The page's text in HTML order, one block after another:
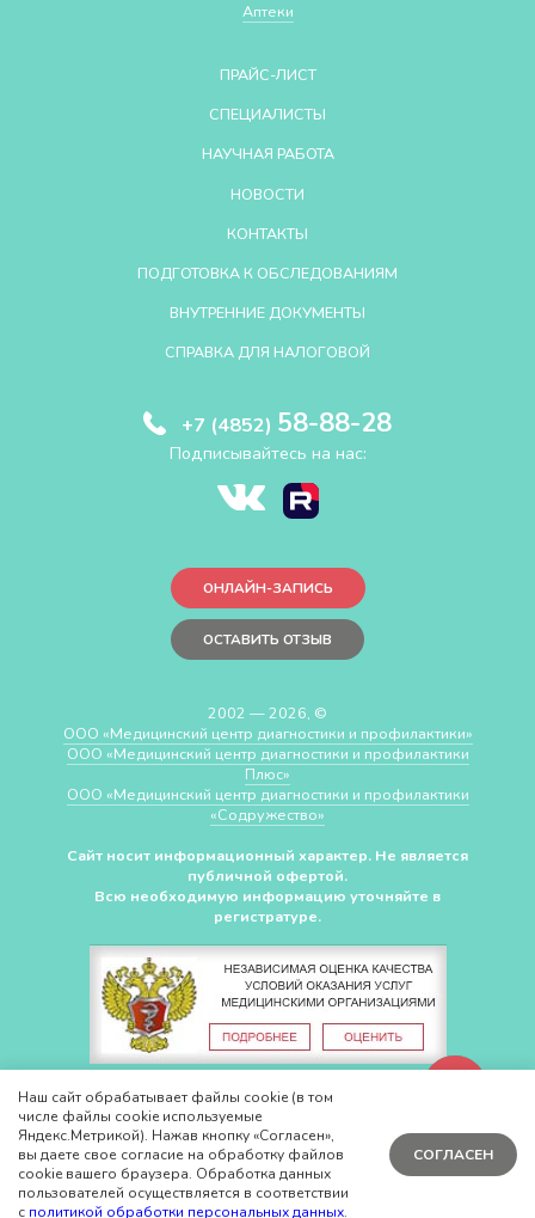
Аптеки
ПРАЙС-ЛИСТ
СПЕЦИАЛИСТЫ
НАУЧНАЯ РАБОТА
НОВОСТИ
КОНТАКТЫ
ПОДГОТОВКА К ОБСЛЕДОВАНИЯМ
ВНУТРЕННИЕ ДОКУМЕНТЫ
СПРАВКА ДЛЯ НАЛОГОВОЙ
+7 (4852) 58-88-28
Подписывайтесь на нас:
ОНЛАЙН-ЗАПИСЬ
ОСТАВИТЬ ОТЗЫВ
2002 — 2026, ©
ООО «Медицинский центр диагностики и профилактики»
ООО «Медицинский центр диагностики и профилактики
Плюс»
ООО «Медицинский центр диагностики и профилактики
«Cодружество»
Сайт носит информационный характер. Не является
публичной офертой.
Всю необходимую информацию уточняйте в
регистратуре.
СДЕЛАНО ВCHUDOV.PRO
Наш сайт обрабатывает файлы cookie (в том
числе файлы cookie используемые
Яндекс.Метрикой). Нажав кнопку «Согласен»,
вы даете свое согласие на обработку файлов
cookie вашего браузера. Обработка данных
пользователей осуществляется в соответствии
с политикой обработки персональных данных.
СОГЛАСЕН